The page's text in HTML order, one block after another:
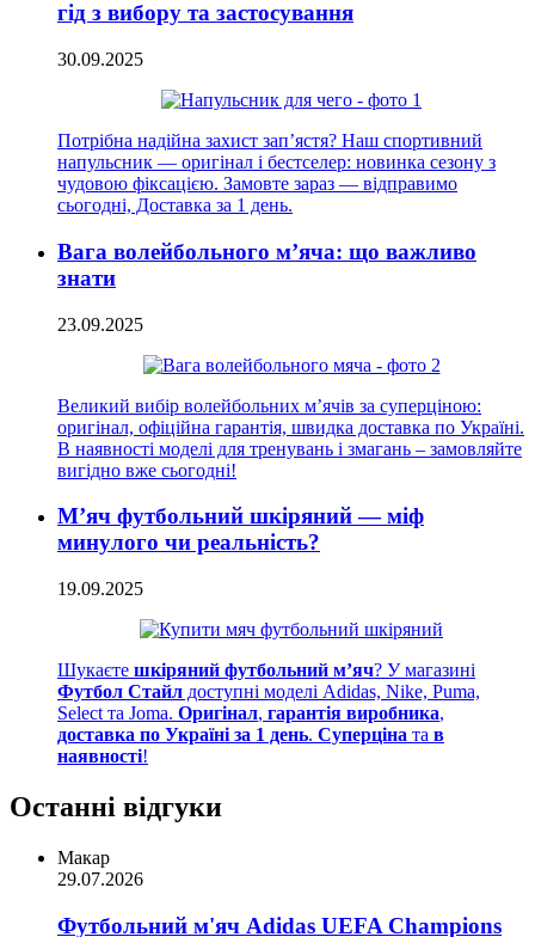
гід з вибору та застосування
30.09.2025
Потрібна надійна захист зап’ястя? Наш спортивний
напульсник — оригінал і бестселер: новинка сезону з
чудовою фіксацією. Замовте зараз — відправимо
сьогодні, Доставка за 1 день.
Вага волейбольного м’яча: що важливо
знати
23.09.2025
Великий вибір волейбольних м’ячів за суперціною:
оригінал, офіційна гарантія, швидка доставка по Україні.
В наявності моделі для тренувань і змагань – замовляйте
вигідно вже сьогодні!
М’яч футбольний шкіряний — міф
минулого чи реальність?
19.09.2025
Шукаєте шкіряний футбольний м’яч? У магазині
Футбол Стайл доступні моделі Adidas, Nike, Puma,
Select та Joma. Оригінал, гарантія виробника,
доставка по Україні за 1 день. Суперціна та в
наявності!
Останні відгуки
Макар
29.07.2026
Футбольний м'яч Adidas UEFA Champions